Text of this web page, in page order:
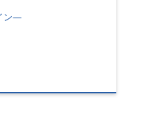
ン―